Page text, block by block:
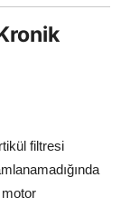
filtresi
motor